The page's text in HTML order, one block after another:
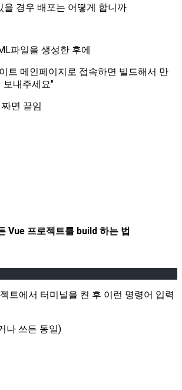
을 경우 배포는 어떻게 합니까
파일을 생성한 후에
트 메인페이지로 접속하면 빌드해서 만
보내주세요"
면 끝임
Vue 프로젝트를 build 하는 법
트에서 터미널을 켠 후 이런 명령어 입력
나 쓰든 동일)